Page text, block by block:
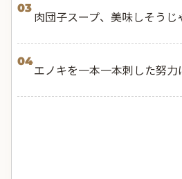
03
肉団子スープ、美味しそうじ
04
エノキを一本一本刺した努力